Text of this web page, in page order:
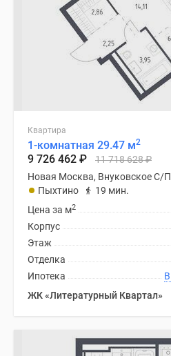
Квартира
1-комнатная 29.47 м2
9 726 462 ₽ 11 718 628₽
Новая Москва, Внуковское С/П
Пыхтино
19 мин.
Цена за м2
Корпус
Этаж
Отделка
Ипотека
ЖК «Литературный Квартал»